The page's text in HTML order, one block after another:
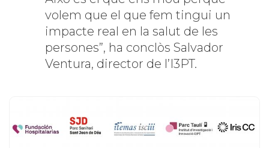
volem que el que fem tingui un
impacte real en la salut de les
persones”, ha conclòs Salvador
Ventura, director de l’I3PT.